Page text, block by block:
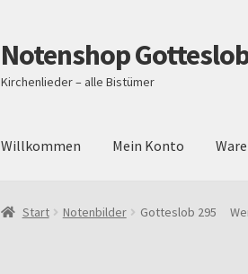
Zur
Navigation
springen
Zum
Inhalt
springen
Notenshop
Kirchenlieder – alle Bistümer
Willkommen Mein Konto
Start AGB Blog Cookie-Richtlinie (EU)
Start Notenbilder Gotteslob 295